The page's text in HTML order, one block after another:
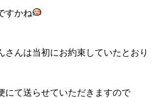
すかね
さんは当初にお約束していたとおり
にて送らせていただきますので